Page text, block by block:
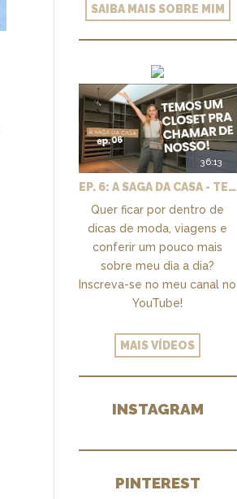
SAIBA MAIS SOBRE MIM
36:13
EP. 6: A SAGA DA CASA - TEMOS UM CLOSET PRA CHAMAR DE NOSSO + MARCENARIA E PAISAGISMO
Quer ficar por dentro de
dicas de moda, viagens e
conferir um pouco mais
sobre meu dia a dia?
Inscreva-se no meu canal no
YouTube!
MAIS VÍDEOS
INSTAGRAM
PINTEREST